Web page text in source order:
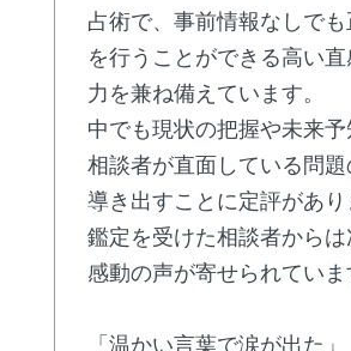
占術で、事前情報なしで
を行うことができる高い
力を兼ね備えています。
中でも現状の把握や未来予
相談者が直面している問
導き出すことに定評があり
鑑定を受けた相談者から
感動の声が寄せられていま
「温かい言葉で涙が出た」